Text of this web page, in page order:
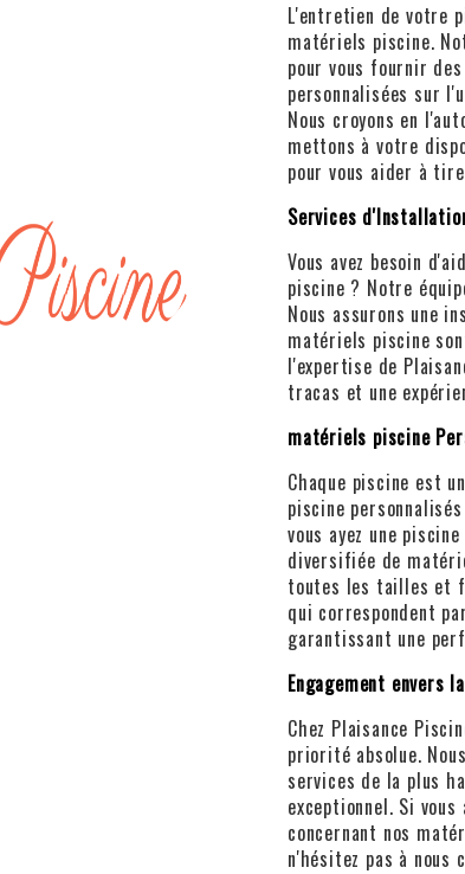
L'entretien de votre
matériels piscine.
pour vous fournir
personnalisées sur
Nous croyons en
mettons à votre
pour vous aider à
Services
Vous avez besoin
piscine ? Notre
Nous assurons une
matériels piscine
l'expertise de
tracas et une
matériels piscine
Chaque piscine est
piscine
vous ayez une
diversifiée de
toutes les tailles et
qui correspondent
garantissant une
Engagement envers
Chez Plaisance
priorité absolue.
services de la plus
exceptionnel. Si
concernant nos
n'hésitez pas à nous